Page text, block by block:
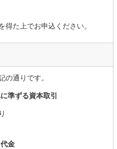
た上でお申込ください。
の通りです。
準ずる資本取引
金